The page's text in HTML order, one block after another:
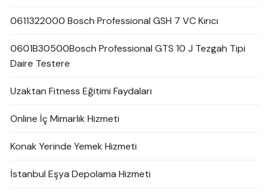
0611322000 Bosch Professional GSH 7 VC Kırıcı
0601B30500Bosch Professional GTS 10 J Tezgah Tipi
Daire Testere
Uzaktan Fitness Eğitimi Faydaları
Online İç Mimarlık Hizmeti
Konak Yerinde Yemek Hizmeti
İstanbul Eşya Depolama Hizmeti